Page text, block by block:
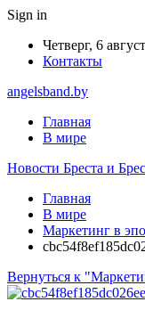
Sign in
Четверг, 6
Контакты
angelsband.by
Главная
В мире
Новости Бреста и
Главная
В мире
Маркетинг в
Вернуться к